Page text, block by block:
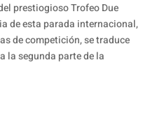
prestiogioso Trofeo Due
de esta parada internacional,
de competición, se traduce
la segunda parte de la